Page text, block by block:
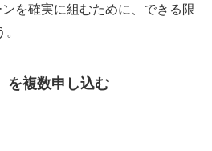
を確実に組むために、できる限
を複数申し込む